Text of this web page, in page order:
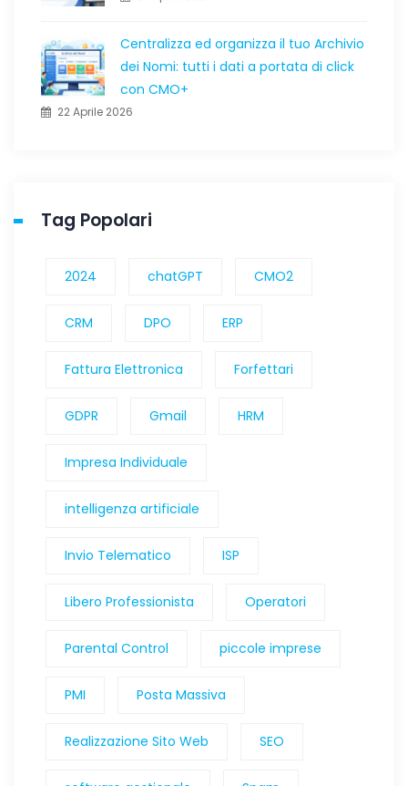
Centralizza ed organizza il tuo Archivio
dei Nomi: tutti i dati a portata di click
con CMO+
22 Aprile 2026
Tag Popolari
2024 chatGPT CMO2
CRM DPO ERP
Fattura Elettronica Forfettari
GDPR Gmail HRM
Impresa Individuale
intelligenza artificiale
Invio Telematico ISP
Libero Professionista Operatori
Parental Control piccole imprese
PMI Posta Massiva
Realizzazione Sito Web SEO